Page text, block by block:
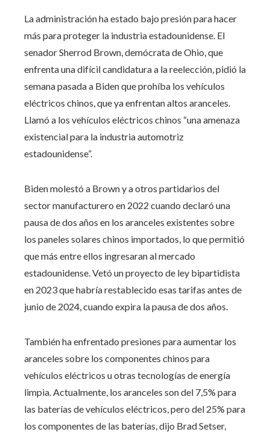
La administración ha estado bajo presión para hacer
más para proteger la industria estadounidense. El
senador Sherrod Brown, demócrata de Ohio, que
enfrenta una difícil candidatura a la reelección, pidió la
semana pasada a Biden que prohíba los vehículos
eléctricos chinos, que ya enfrentan altos aranceles.
Llamó a los vehículos eléctricos chinos “una amenaza
existencial para la industria automotriz
estadounidense”.
Biden molestó a Brown y a otros partidarios del
sector manufacturero en 2022 cuando declaró una
pausa de dos años en los aranceles existentes sobre
los paneles solares chinos importados, lo que permitió
que más entre ellos ingresaran al mercado
estadounidense. Vetó un proyecto de ley bipartidista
en 2023 que habría restablecido esas tarifas antes de
junio de 2024, cuando expira la pausa de dos años.
También ha enfrentado presiones para aumentar los
aranceles sobre los componentes chinos para
vehículos eléctricos u otras tecnologías de energía
limpia. Actualmente, los aranceles son del 7,5% para
las baterías de vehículos eléctricos, pero del 25% para
los componentes de las baterías, dijo Brad Setser,